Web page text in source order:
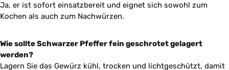
Ja, er ist sofort einsatzbereit und eignet sich sowohl zum
Kochen als auch zum Nachwürzen.
Wie sollte Schwarzer Pfeffer fein geschrotet gelagert
werden?
Lagern Sie das Gewürz kühl, trocken und lichtgeschützt, damit